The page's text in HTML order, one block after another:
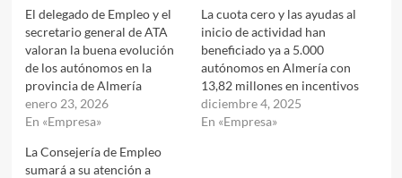
El delegado de Empleo y el
secretario general de ATA
valoran la buena evolución
de los autónomos en la
provincia de Almería
enero 23, 2026
En «Empresa»
La cuota cero y las ayudas al
inicio de actividad han
beneficiado ya a 5.000
autónomos en Almería con
13,82 millones en incentivos
diciembre 4, 2025
En «Empresa»
La Consejería de Empleo
sumará a su atención a